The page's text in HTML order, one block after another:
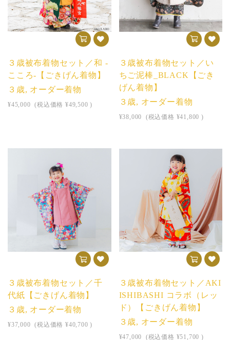
３歳被布着物セット／和 -
こころ-【ごきげん着物】
３歳, オーダー着物
¥45,000 (税込価格 ¥49,500 )
３歳被布着物セット／い
ちご泥棒_BLACK【ごき
げん着物】
３歳, オーダー着物
¥38,000 (税込価格 ¥41,800 )
３歳被布着物セット／千
代紙【ごきげん着物】
３歳, オーダー着物
¥37,000 (税込価格 ¥40,700 )
３歳被布着物セット／AKI
ISHIBASHI コラボ（レッ
ド）【ごきげん着物】
３歳, オーダー着物
¥47,000 (税込価格 ¥51,700 )